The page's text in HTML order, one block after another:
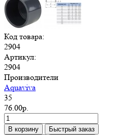
Код товара:
2904
Артикул:
2904
Производители
Aquaviva
35
76.00р.
В корзину
Быстрый заказ